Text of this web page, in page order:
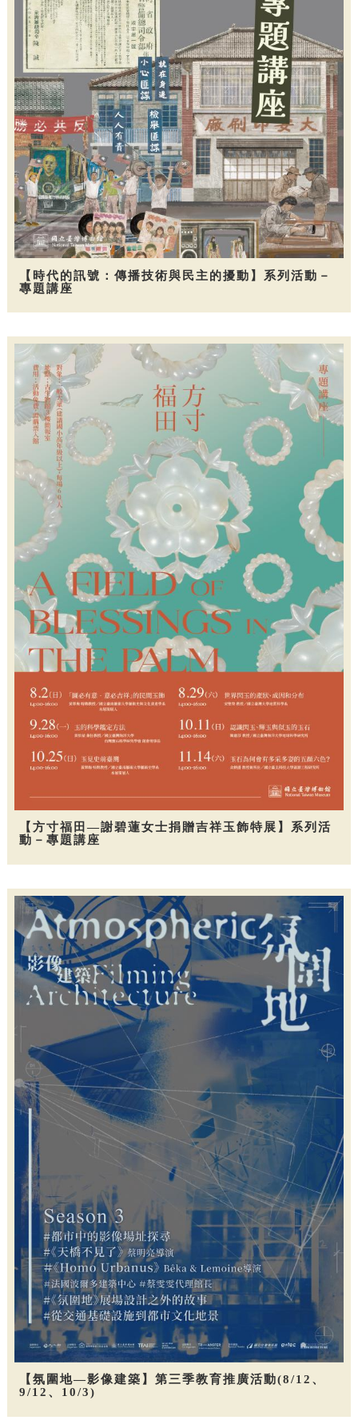
【時代的訊號：傳播技術與民主的擾動】系列活動－
專題講座
【方寸福田—謝碧蓮女士捐贈吉祥玉飾特展】系列活
動－專題講座
【氛圍地—影像建築】第三季教育推廣活動(8/12、
9/12、10/3)